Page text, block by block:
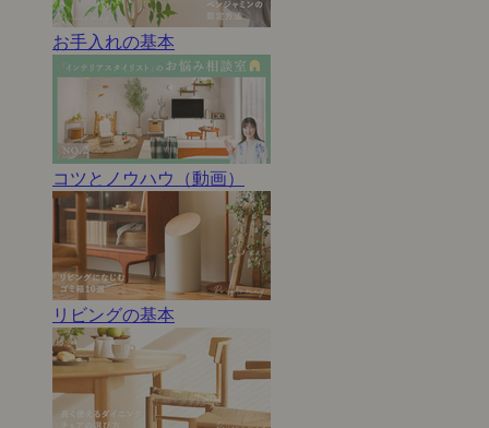
お手入れの基本
コツとノウハウ（動画）
リビングの基本